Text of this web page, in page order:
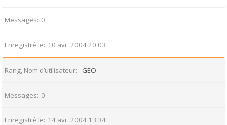
Messages 0
Enregistré le 10 avr. 2004 20:03
Rang, Nom d’utilisateur GEO
Messages 0
Enregistré le 14 avr. 2004 13:34